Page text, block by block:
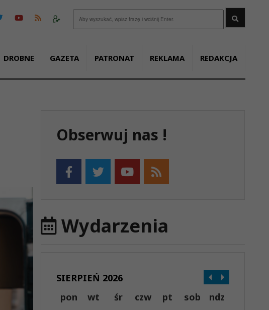
DROBNE GAZETA PATRONAT REKLAMA REDAKCJA
Obserwuj nas !
Wydarzenia
SIERPIEŃ 2026
pon
wt śr czw pt sob ndz